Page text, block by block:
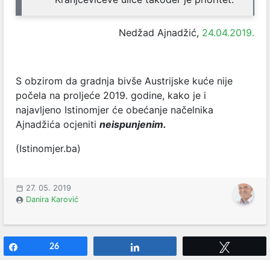
Nedžad Ajnadžić, 24.04.2019.
S obzirom da gradnja bivše Austrijske kuće nije
počela na proljeće 2019. godine, kako je i
najavljeno Istinomjer će obećanje načelnika
Ajnadžića ocjeniti neispunjenim.
(Istinomjer.ba)
27. 05. 2019
Danira Karović
26